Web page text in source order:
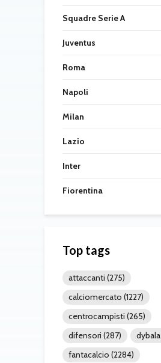
Squadre Serie A
Juventus
Roma
Napoli
Milan
Lazio
Inter
Fiorentina
Top tags
attaccanti (275)
calciomercato (1227)
centrocampisti (265)
difensori (287) dybala
fantacalcio (2284)